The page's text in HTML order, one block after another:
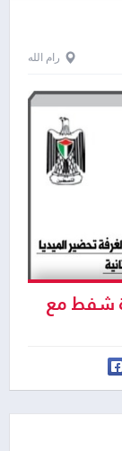
رام الله
شفط مع